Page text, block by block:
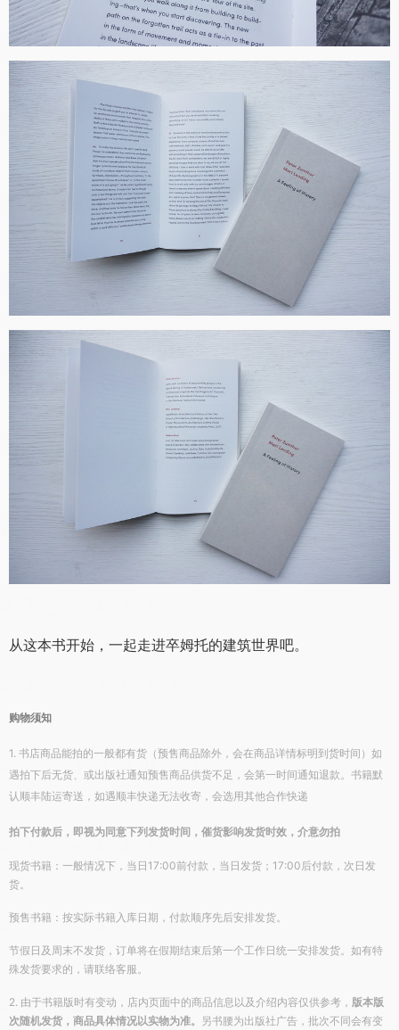
从这本书开始，一起走进卒姆托的建筑世界吧。
购物须知
1. 书店商品能拍的一般都有货（预售商品除外，会在商品详情标明到货时间）如
遇拍下后无货、或出版社通知预售商品供货不足，会第一时间通知退款。书籍默
认顺丰陆运寄送，如遇顺丰快递无法收寄，会选用其他合作快递
拍下付款后，即视为同意下列发货时间，催货影响发货时效，介意勿拍
现货书籍：一般情况下，当日17:00前付款，当日发货； 17:00后付款，次日发
货。
预售书籍： 按实际书籍入库日期，付款顺序先后安排发货。
节假日及周末不发货， 订单将在假期结束后第一个工作日统一安排发货。 如有特
殊发货要求的，请联络客服。
2. 由于书籍版时有变动，店内页面中的商品信息以及介绍内容仅供参考， 版本版
次随机发货，商品具体情况以实物为准。 另书腰为出版社广告，批次不同会有变